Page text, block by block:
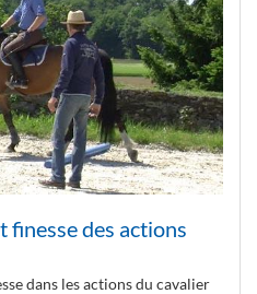
finesse des actions
dans les actions du cavalier